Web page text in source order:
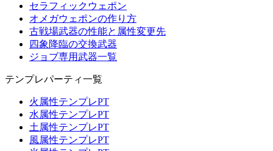
セラフィックウェポン
オメガウェポンの作り方
古戦場武器の性能と属性変更先
四象降臨の交換武器
ジョブ専用武器一覧
テンプレパーティ一覧
火属性テンプレPT
水属性テンプレPT
土属性テンプレPT
風属性テンプレPT